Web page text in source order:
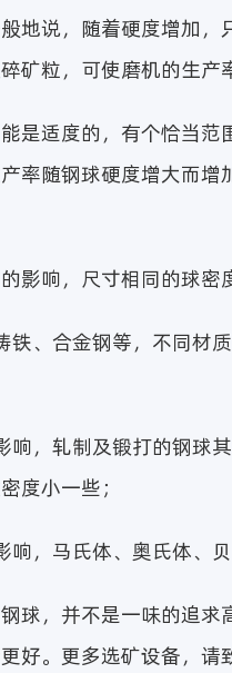
地说，随着硬度增加，
矿粒，可使磨机的生产
是适度的，有个恰当
率随钢球硬度增大而
影响，尺寸相同的球密
铁、合金钢等，不同材
响，轧制及锻打的钢球
度小一些；
响，马氏体、奥氏体、
球，并不是一味的追
好。更多选矿设备，请